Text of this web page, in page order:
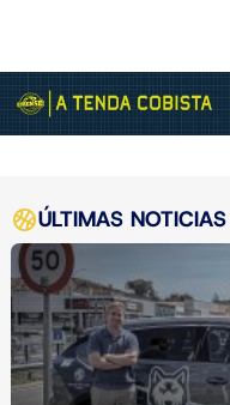
ÚLTIMAS NOTICIAS